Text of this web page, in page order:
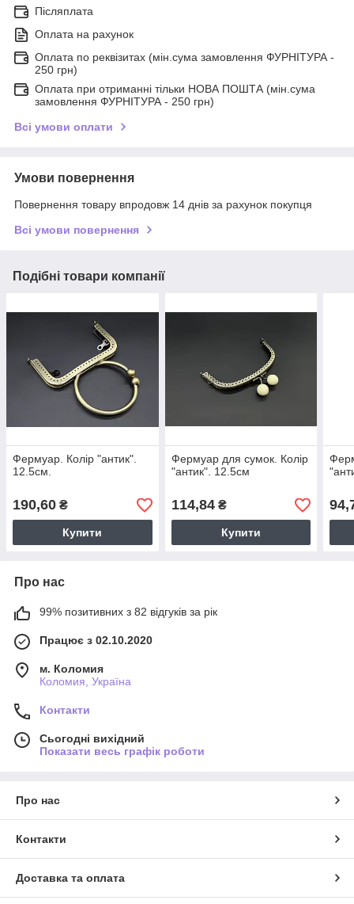
Післяплата
Оплата на рахунок
Оплата по реквізитах (мін.сума замовлення ФУРНІТУРА -
250 грн)
Оплата при отриманні тільки НОВА ПОШТА (мін.сума
замовлення ФУРНІТУРА - 250 грн)
Всі умови оплати
Умови повернення
Повернення товару впродовж 14 днів за рахунок покупця
Всі умови повернення
Подібні товари компанії
Фермуар. Колір "антик".
12.5см.
190,60 ₴
Купити
Фермуар для сумок. Колір
"антик". 12.5см
114,84₴
Купити
Про нас
99% позитивних з 82 відгуків за рік
Працює з 02.10.2020
м. Коломия
Коломия, Україна
Контакти
Сьогодні вихідний
Показати весь графік роботи
Про нас
Контакти
Доставка та оплата